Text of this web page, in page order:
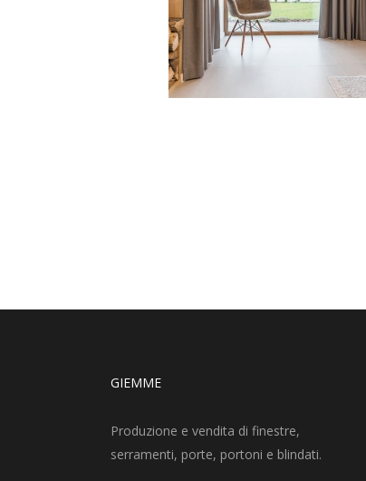
GIEMME
Produzione e vendita di finestre,
serramenti, porte, portoni e blindati.